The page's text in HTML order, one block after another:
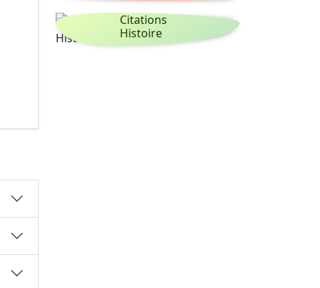
Citations
Histoire